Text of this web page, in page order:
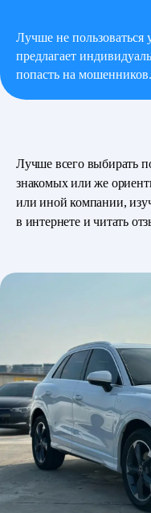
Лучше не пользоваться
предлагает
попасть на мошенников.
Лучше всего выбирать
знакомых или же
или иной компании,
в интернете и читать